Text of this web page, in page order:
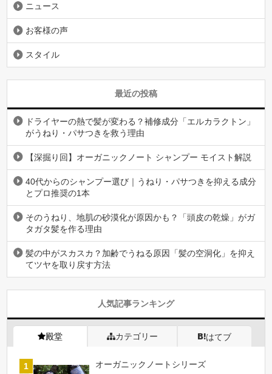
ニュース
お客様の声
スタイル
最近の投稿
ドライヤーの熱で髪が変わる？補修成分「エルカラクトン」
がうねり・パサつきを救う理由
【深掘り回】オーガニックノート シャンプー モイスト解説
40代からのシャンプー選び｜うねり・パサつきを抑える成分
とプロ推奨の1本
そのうねり、地肌の砂漠化が原因かも？「頭皮の乾燥」がガ
タガタ髪を作る理由
髪の中がスカスカ？加齢でうねる原因「髪の空洞化」を抑え
てツヤを取り戻す方法
人気記事ランキング
殿堂 カテゴリー はてブ
オーガニックノートシリーズ